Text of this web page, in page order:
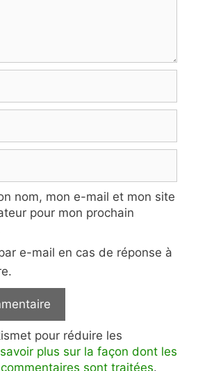
nom, mon e-mail et mon site
pour mon prochain
e-mail en cas de réponse à
pour réduire les
plus sur la façon dont les
sont traitées.